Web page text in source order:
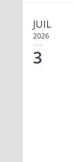
JUIL
2026
3